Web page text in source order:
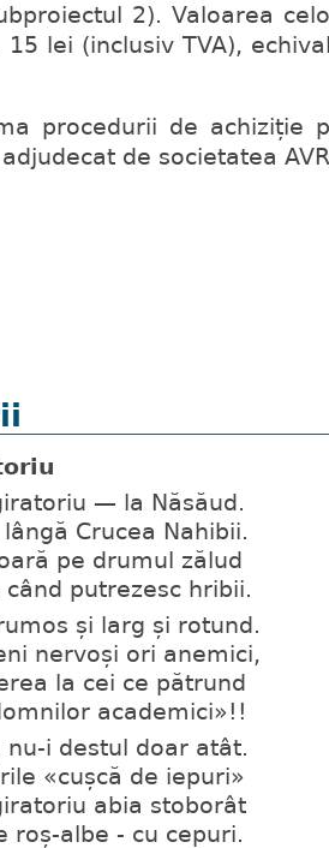
2). Valoarea
15 lei (inclusiv TVA),
de achiziție
de societatea
— la Năsăud.
Crucea Nahibii.
pe drumul zălud
când putrezesc hribii.
și larg și rotund.
nervoși ori anemici,
la cei ce pătrund
academici»!!
nu-i destul doar atât.
«cușcă de iepuri»
abia stoborât
roș-albe - cu cepuri.